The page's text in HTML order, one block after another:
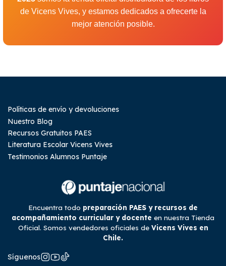
de Vicens Vives, y estamos dedicados a ofrecerte la
mejor atención posible.
Políticas de envío y devoluciones
Nuestro Blog
Recursos Gratuitos PAES
Literatura Escolar Vicens Vives
Testimonios Alumnos Puntaje
Encuentra todo preparación PAES y recursos de
acompañamiento curricular y docente en nuestra Tienda
Oficial. Somos vendedores oficiales de Vicens Vives en
Chile.
Síguenos